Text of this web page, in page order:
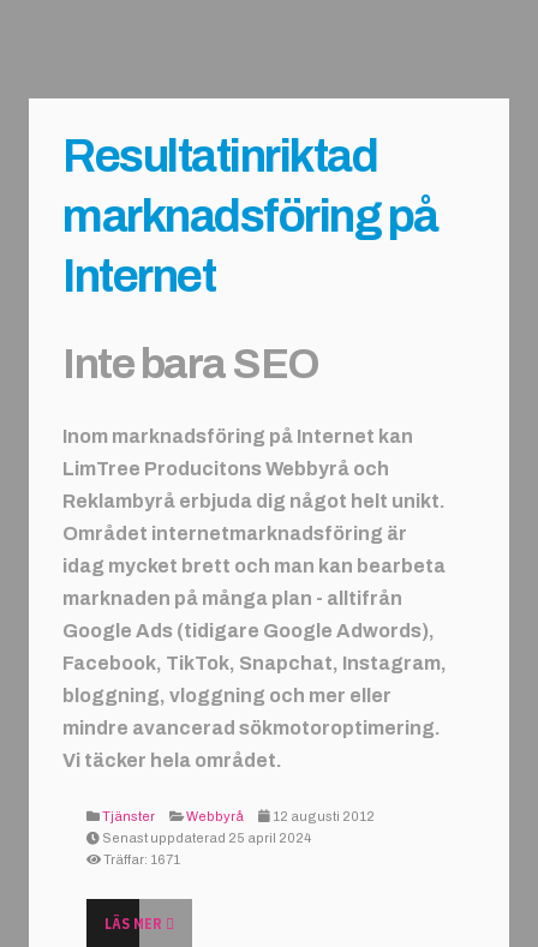
Resultatinriktad
marknadsföring på
Internet
Inte bara SEO
Inom marknadsföring på Internet kan
LimTree Producitons Webbyrå och
Reklambyrå erbjuda dig något helt unikt.
Området internetmarknadsföring är
idag mycket brett och man kan bearbeta
marknaden på många plan - alltifrån
Google Ads (tidigare Google Adwords),
Facebook, TikTok, Snapchat, Instagram,
bloggning, vloggning och mer eller
mindre avancerad sökmotoroptimering.
Vi täcker hela området.
Tjänster Webbyrå
12 augusti 2012
Senast uppdaterad 25 april 2024
Träffar: 1671
LÄS MER